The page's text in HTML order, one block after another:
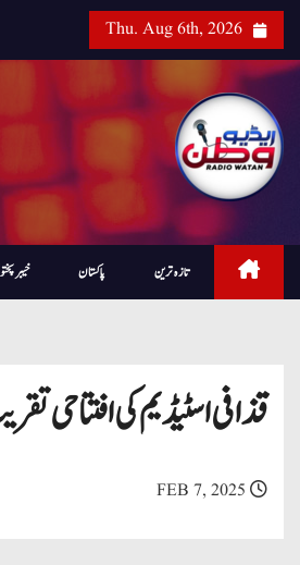
i
Thu. Aug 6th, 2026
تازہ ترین پاکستان
قذافی اسٹیڈیم کی افتتاحی